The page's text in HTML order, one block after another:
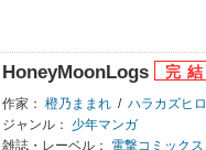
HoneyMoonLogs
作家： 橙乃ままれ / ハラカズヒロ
ジャンル：
少年マンガ
雑誌・レーベル：
電撃コミックス